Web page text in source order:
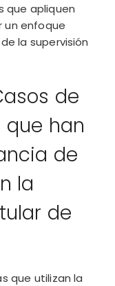
que apliquen
un enfoque
la supervisión
de
han
de
la
de
que utilizan la